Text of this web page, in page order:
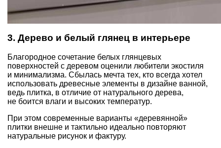
3. Дерево и белый глянец в интерьере
Благородное сочетание белых глянцевых
поверхностей с деревом оценили любители экостиля
и минимализма. Сбылась мечта тех, кто всегда хотел
использовать древесные элементы в дизайне ванной,
ведь плитка, в отличие от натурального дерева,
не боится влаги и высоких температур.
При этом современные варианты «деревянной»
плитки внешне и тактильно идеально повторяют
натуральные рисунок и фактуру.